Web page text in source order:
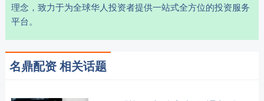
理念，致力于为全球华人投资者提供一站式全方位的投资服务
平台。
名鼎配资 相关话题